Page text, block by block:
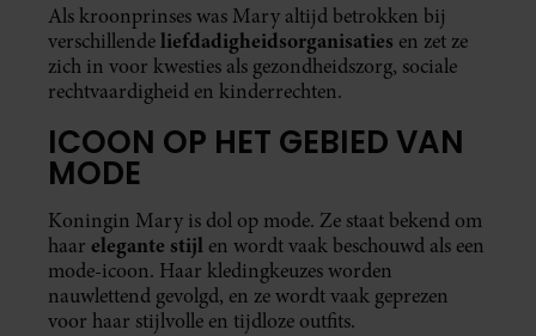
Als kroonprinses was Mary altijd betrokken bij
verschillendeliefdadigheidsorganisaties en zet ze
zich in voor kwesties als gezondheidszorg, sociale
rechtvaardigheid en kinderrechten.
ICOON OP HET GEBIED VAN
MODE
Koningin Mary is dol op mode. Ze staat bekend om
haar elegante stijl en wordt vaak beschouwd als een
mode-icoon. Haar kledingkeuzes worden
nauwlettend gevolgd, en ze wordt vaak geprezen
voor haar stijlvolle en tijdloze outfits.